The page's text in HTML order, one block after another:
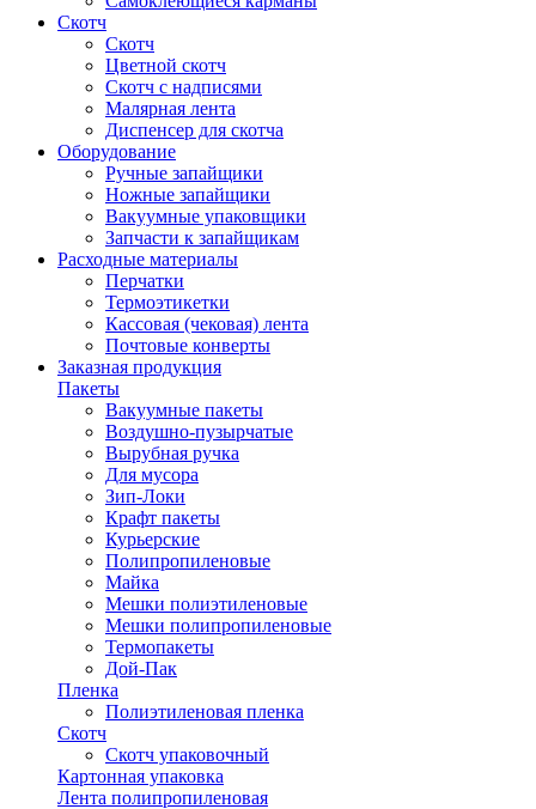
Скотч
Скотч
Цветной скотч
Скотч с надписями
Малярная лента
Диспенсер для скотча
Оборудование
Ручные запайщики
Ножные запайщики
Вакуумные упаковщики
Запчасти к запайщикам
Расходные материалы
Перчатки
Термоэтикетки
Кассовая (чековая) лента
Почтовые конверты
Заказная продукция
Пакеты
Вакуумные пакеты
Воздушно-пузырчатые
Вырубная ручка
Для мусора
Зип-Локи
Крафт пакеты
Курьерские
Полипропиленовые
Майка
Мешки полиэтиленовые
Мешки полипропиленовые
Термопакеты
Дой-Пак
Пленка
Полиэтиленовая пленка
Скотч
Скотч упаковочный
Картонная упаковка
Лента полипропиленовая